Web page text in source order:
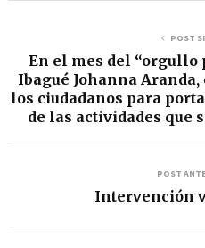
POST
En el mes del “orgullo
Ibagué Johanna
los ciudadanos para
de las actividades que
POST
Intervención